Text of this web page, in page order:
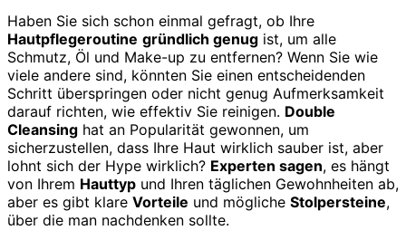
Haben Sie sich schon einmal gefragt, ob Ihre
Hautpflegeroutine gründlich genug ist, um alle
Schmutz, Öl und Make-up zu entfernen? Wenn Sie wie
viele andere sind, könnten Sie einen entscheidenden
Schritt überspringen oder nicht genug Aufmerksamkeit
darauf richten, wie effektiv Sie reinigen. Double
Cleansing hat an Popularität gewonnen, um
sicherzustellen, dass Ihre Haut wirklich sauber ist, aber
lohnt sich der Hype wirklich? Experten sagen, es hängt
von Ihrem Hauttyp und Ihren täglichen Gewohnheiten ab,
aber es gibt klare Vorteile und mögliche Stolpersteine,
über die man nachdenken sollte.